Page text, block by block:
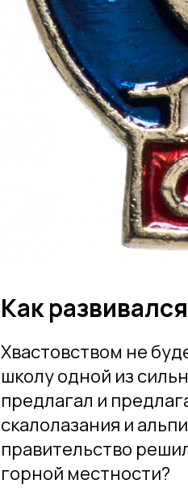
Как
Хвастовством не
школу одной из
предлагал и
скалолазания и
правительство
горной местности?